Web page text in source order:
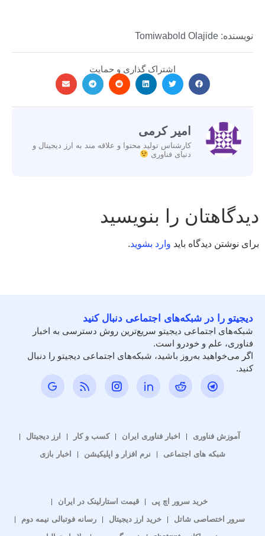
نویسنده: Tomiwabold Olajide
اشتراک گذاری و حمایت
امیر کرمی
کارشناس تولید محتوا و علاقه مند به ارز دیجیتال و
دنیای فناوری
دیدگاهتان را بنویسید
برای نوشتن دیدگاه باید وارد بشوید.
دیجیتو را در شبکه‌های اجتماعی دنبال کنید
شبکه‌های اجتماعی دیجیتو سریع‌ترین روش دسترسی به اخبار
فناوری، علم و خودرو است.
اگر می‌خواهید به‌روز باشید، شبکه‌های اجتماعی دیجیتو را دنبال
کنید.
آموزش فناوری اخبار فناوری ایران کسب و کار
ارز دیجیتال
شبکه های اجتماعی
نرم افزار و اپلیکیشن اخبار بازی
خرید سرور اچ پی
قیمت استارلینک در ایران
سرور اختصاصی شاتل
خرید ارز دیجیتال
رسانه فوتبالی نیمه دوم